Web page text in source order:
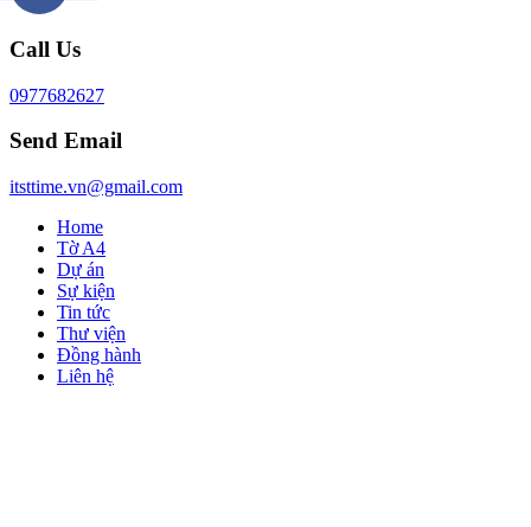
Call Us
0977682627
Send Email
itsttime.vn@gmail.com
Home
Tờ A4
Dự án
Sự kiện
Tin tức
Thư viện
Đồng hành
Liên hệ